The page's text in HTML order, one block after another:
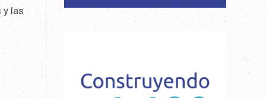
y las